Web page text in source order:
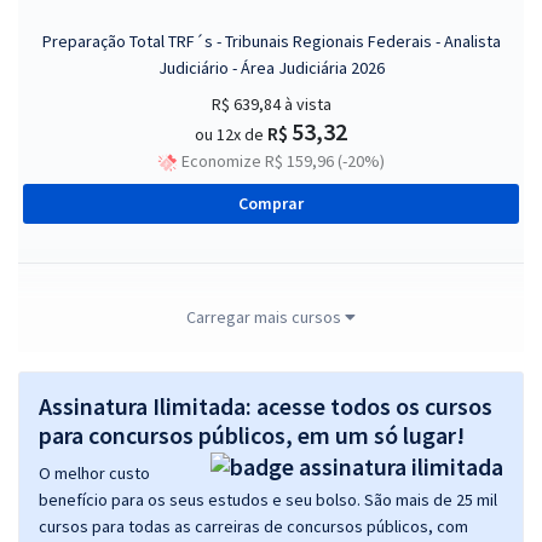
Preparação Total TRF´s - Tribunais Regionais Federais - Analista
Judiciário - Área Judiciária 2026
R$ 639,84à vista
ou 12x de R$ 53,32
Economize R$ 159,96 (-20%)
Comprar
Mentoria TRTs/TST (Analista Judiciário da Área Judiciária) - com
124,75
ou R$ 1.497,00 à vista
Comprar
Carregar mais cursos
Assinatura Ilimitada: acesse todos os cursos
para concursos públicos, em um só lugar!
O melhor custo
benefício para os seus estudos e seu bolso. São mais de 25 mil
cursos para todas as carreiras de concursos públicos, com